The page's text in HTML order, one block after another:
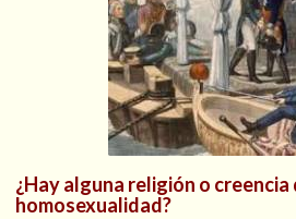
¿Hay alguna religión o creencia
homosexualidad?